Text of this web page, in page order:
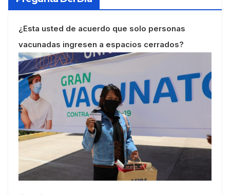
¿Esta usted de acuerdo que solo personas
vacunadas ingresen a espacios cerrados?